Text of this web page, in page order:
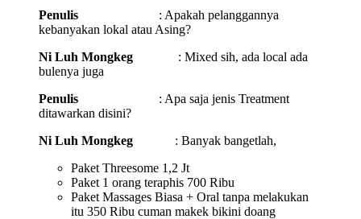
Penulis : Apakah pelanggannya
kebanyakan lokal atau Asing?
Ni Luh Mongkeg : Mixed sih, ada local ada
bulenya juga
Penulis
: Apa saja jenis Treatment
ditawarkan disini?
Ni Luh Mongkeg : Banyak bangetlah,
Paket Threesome 1,2 Jt
Paket 1 orang teraphis 700 Ribu
Paket Massages Biasa + Oral tanpa melakukan
itu 350 Ribu cuman makek bikini doang